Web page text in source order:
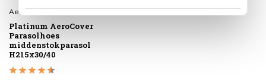
Aerocover
Platinum AeroCover
Parasolhoes
middenstokparasol
H215x30/40